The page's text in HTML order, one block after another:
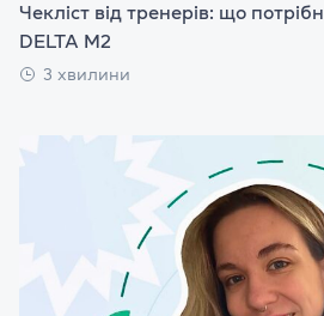
Чекліст від тренерів: що
DELTA M2
3 хвилини